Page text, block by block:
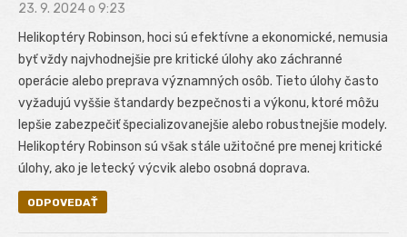
23. 9. 2024 o 9:23
Helikoptéry Robinson, hoci sú efektívne a ekonomické, nemusia
byť vždy najvhodnejšie pre kritické úlohy ako záchranné
operácie alebo preprava významných osôb. Tieto úlohy často
vyžadujú vyššie štandardy bezpečnosti a výkonu, ktoré môžu
lepšie zabezpečiť špecializovanejšie alebo robustnejšie modely.
Helikoptéry Robinson sú však stále užitočné pre menej kritické
úlohy, ako je letecký výcvik alebo osobná doprava.
ODPOVEDAŤ